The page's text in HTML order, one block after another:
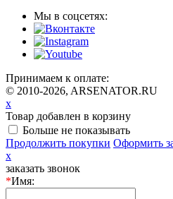
Мы в соцсетях:
Принимаем к оплате:
© 2010-2026, ARSENATOR.RU
x
Товар добавлен в корзину
Больше не показывать
Продолжить покупки Оформить
x
заказать звонок
*Имя: